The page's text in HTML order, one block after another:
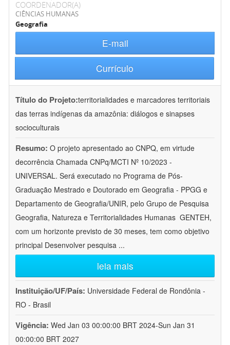
COORDENADOR(A)
CIÊNCIAS HUMANAS
Geografia
E-mail
Currículo
Título do Projeto:territorialidades e marcadores territoriais
das terras indígenas da amazônia: diálogos e sinapses
socioculturais
Resumo: O projeto apresentado ao CNPQ, em virtude
decorrência Chamada CNPq/MCTI Nº 10/2023 -
UNIVERSAL. Será executado no Programa de Pós-
Graduação Mestrado e Doutorado em Geografia - PPGG e
Departamento de Geografia/UNIR, pelo Grupo de Pesquisa
Geografia, Natureza e Territorialidades Humanas  GENTEH,
com um horizonte previsto de 30 meses, tem como objetivo
principal Desenvolver pesquisa ...
leia mais
Instituição/UF/País: Universidade Federal de Rondônia -
RO - Brasil
Vigência: Wed Jan 03 00:00:00 BRT 2024-Sun Jan 31
00:00:00 BRT 2027